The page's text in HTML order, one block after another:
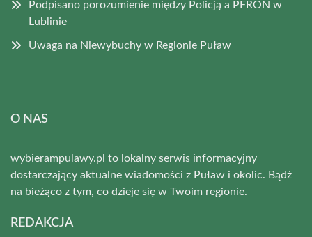
Podpisano porozumienie między Policją a PFRON w
Lublinie
Uwaga na Niewybuchy w Regionie Puław
O NAS
wybierampulawy.pl to lokalny serwis informacyjny
dostarczający aktualne wiadomości z Puław i okolic. Bądź
na bieżąco z tym, co dzieje się w Twoim regionie.
REDAKCJA